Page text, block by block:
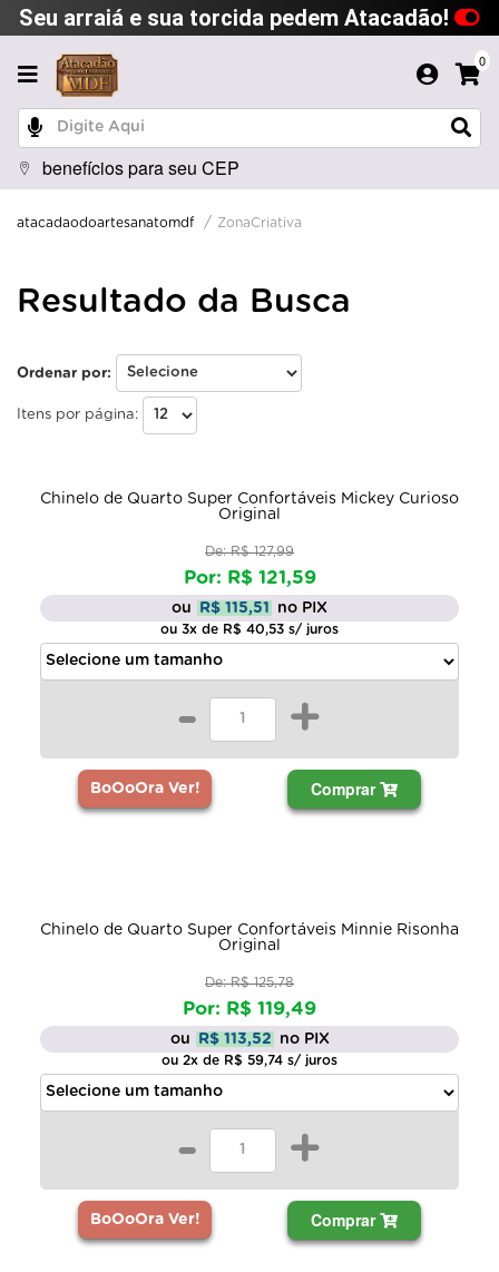
Seu arraiá e sua torcida pedem Atacadão!
0
benefícios para seu CEP
atacadaodoartesanatomdf ZonaCriativa
Resultado da Busca
Ordenar por:
Itens por página:
Chinelo de Quarto Super Confortáveis Mickey Curioso
Original
De: R$ 127,99
Por: R$ 121,59
ou R$ 115,51 no PIX
ou 3x de R$ 40,53 s/ juros
- +
BoOoOra Ver! Comprar
Chinelo de Quarto Super Confortáveis Minnie Risonha
Original
De: R$ 125,78
Por: R$ 119,49
ou R$ 113,52 no PIX
ou 2x de R$ 59,74 s/ juros
- +
BoOoOra Ver! Comprar